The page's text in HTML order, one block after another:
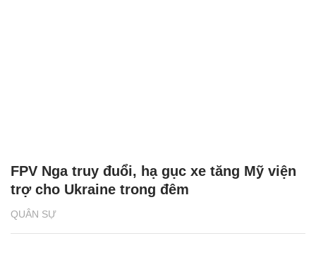
QUÂN SỰ
FPV Nga truy đuổi, hạ gục xe tăng Mỹ viện
trợ cho Ukraine trong đêm